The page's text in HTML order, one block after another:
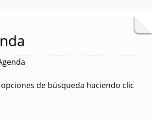
de búsqueda haciendo clic